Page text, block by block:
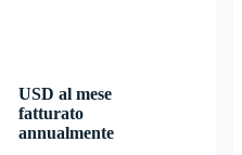
USD al mese
fatturato
annualmente